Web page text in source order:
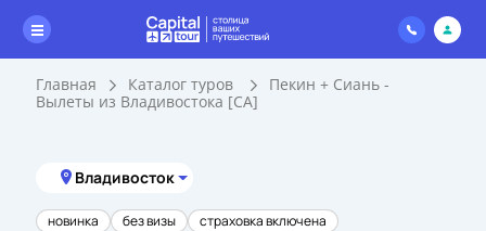
Главная Каталог туров
Пекин + Сиань -
Вылеты из Владивостока [CA]
Владивосток
новинка без визы
страховка включена